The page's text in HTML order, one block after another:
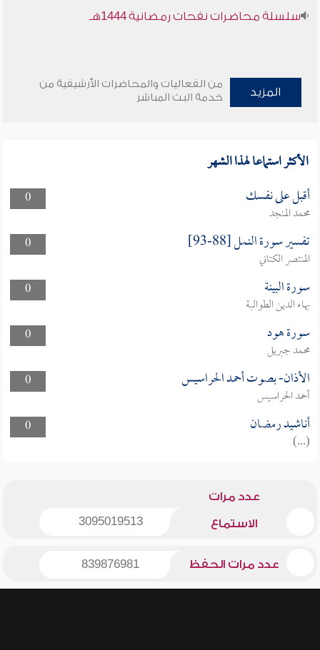
سلسلة محاضرات نفحات رمضانية 1444هـ
المزيد
من الفعاليات والمحاضرات الأرشيفية من
خدمة البث المباشر
الأكثر استماعا لهذا الشهر
0 أقبل على نفسك
محمد المنجد
0
تفسير سورة النمل [88-93]
المنتصر الكتاني
0
سورة البينة
بهاء الدين الطوالبة
0
سورة هود
محمد جبريل
0
الأذان- بصوت أحمد الحراسيس
أحمد الحراسيس
0
أناشيد رمضان
(...)
عدد مرات
الاستماع 3095019513
عدد مرات الحفظ 839876981